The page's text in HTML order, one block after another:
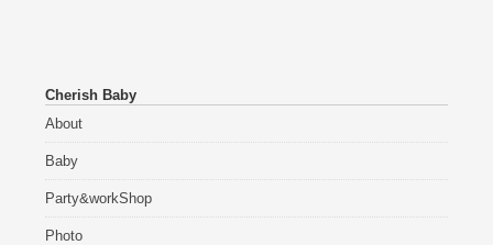
Cherish Baby
About
Baby
Party&workShop
Photo